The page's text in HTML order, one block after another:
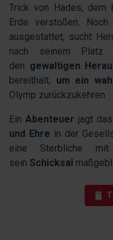
Trick von Hades, dem
Erde verstoßen.
ausgestattet, sucht
nach seinem
den gewaltigen
bereithält, um ein
Olymp zurückzukehren
EinAbenteuer jagt
und Ehre in der
eine Sterbliche
sein Schicksal